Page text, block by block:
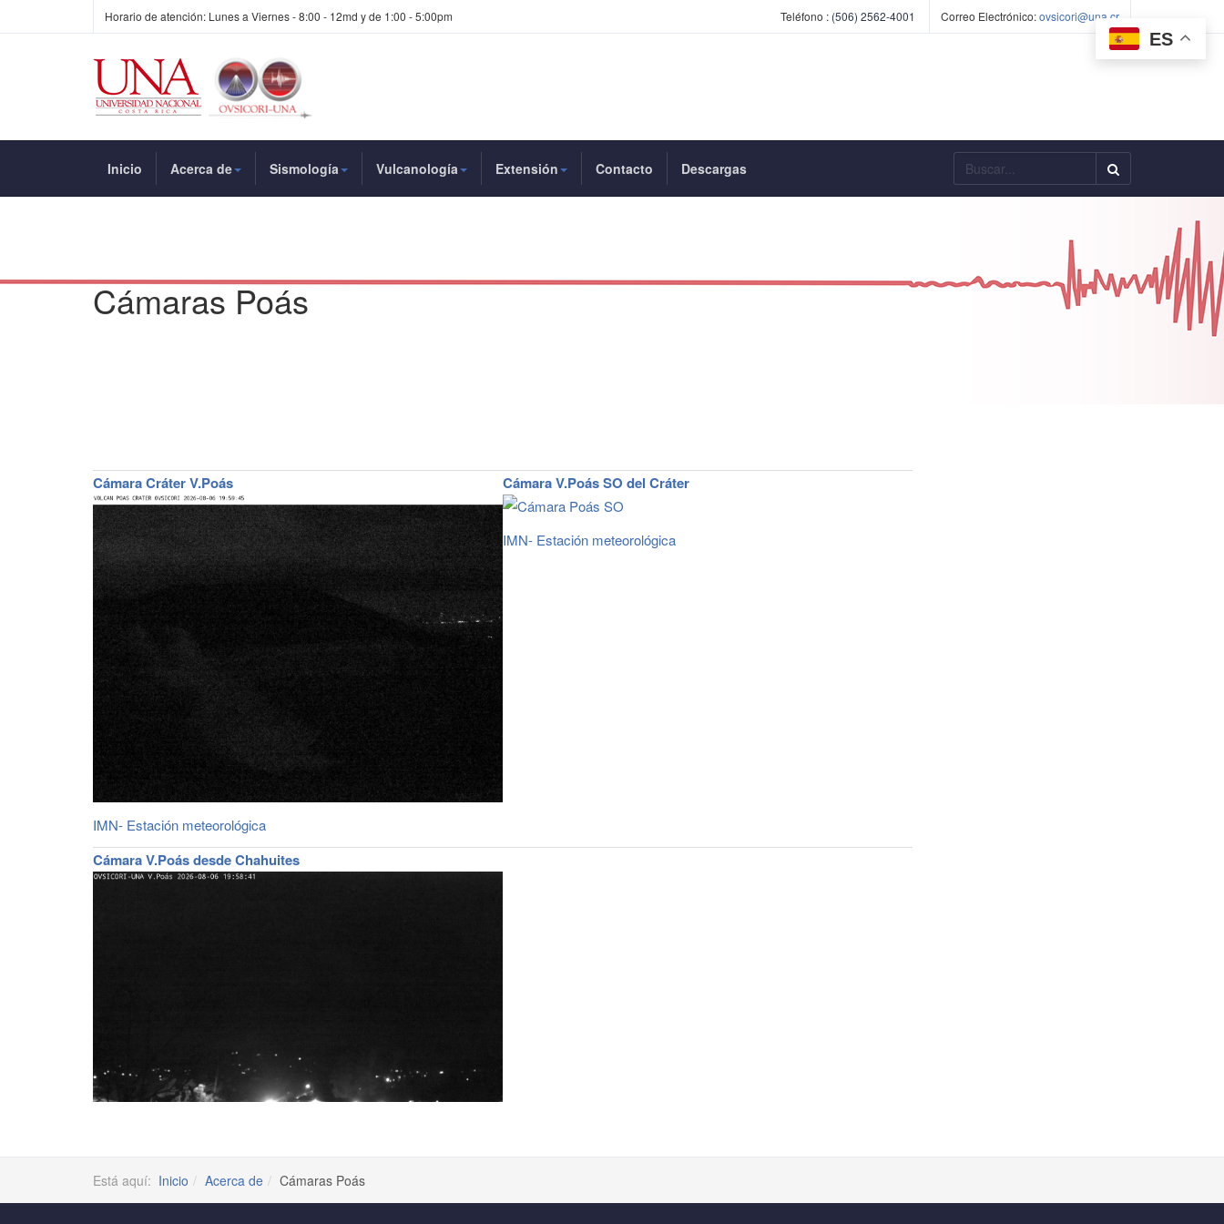
Horario de atención: Lunes a Viernes - 8:00 - 12md y de 1:00 - 5:00pm Teléfono : (506) 2562-4001 Correo Electrónico:ovsicori@una.cr
ES
Inicio Acerca de Sismología Vulcanología Extensión Contacto Descargas Buscar...
Cámaras Poás
Cámara Cráter V.Poás
IMN- Estación meteorológica
Cámara V.Poás SO del Cráter
IMN- Estación meteorológica
Cámara V.Poás desde Chahuites
Está aquí: Inicio Acerca de Cámaras Poás